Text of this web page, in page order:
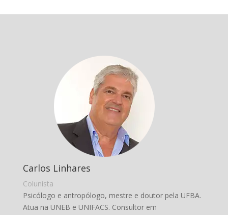
Carlos Linhares
Colunista
Psicólogo e antropólogo, mestre e doutor pela UFBA.
Atua na UNEB e UNIFACS. Consultor em